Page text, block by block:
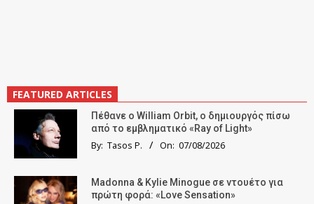
FEATURED ARTICLES
Πέθανε ο William Orbit, ο δημιουργός πίσω
από το εμβληματικό «Ray of Light»
By: Tasos P. On: 07/08/2026
Madonna & Kylie Minogue σε ντουέτο για
πρώτη φορά: «Love Sensation»